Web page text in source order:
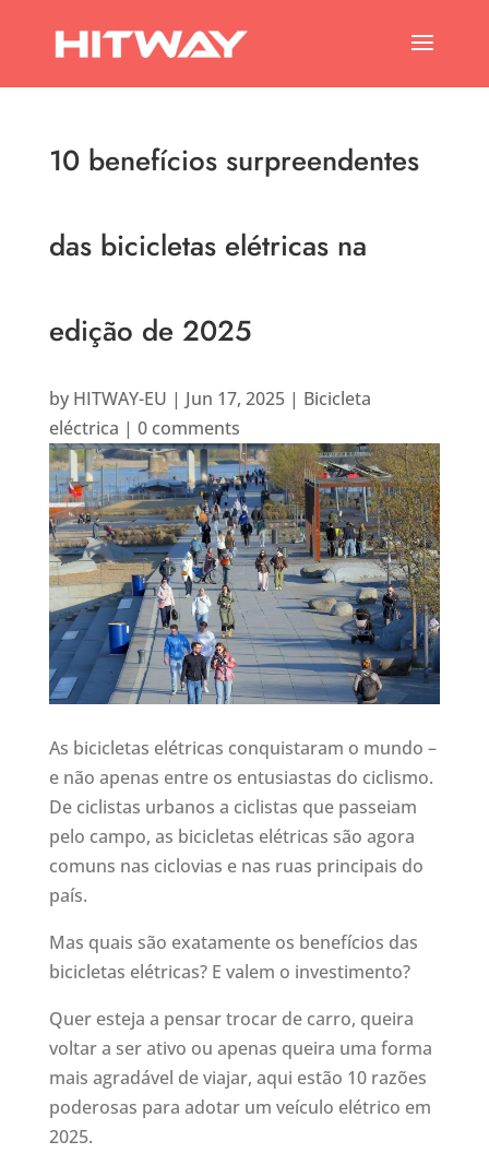
10 benefícios surpreendentes
das bicicletas elétricas na
edição de 2025
by HITWAY-EU | Jun 17, 2025| Bicicleta
eléctrica | 0 comments
As bicicletas elétricas conquistaram o mundo –
e não apenas entre os entusiastas do ciclismo.
De ciclistas urbanos a ciclistas que passeiam
pelo campo, as bicicletas elétricas são agora
comuns nas ciclovias e nas ruas principais do
país.
Mas quais são exatamente os benefícios das
bicicletas elétricas? E valem o investimento?
Quer esteja a pensar trocar de carro, queira
voltar a ser ativo ou apenas queira uma forma
mais agradável de viajar, aqui estão 10 razões
poderosas para adotar um veículo elétrico em
2025.